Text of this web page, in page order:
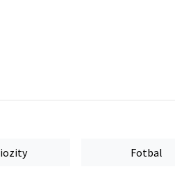
Fotbal